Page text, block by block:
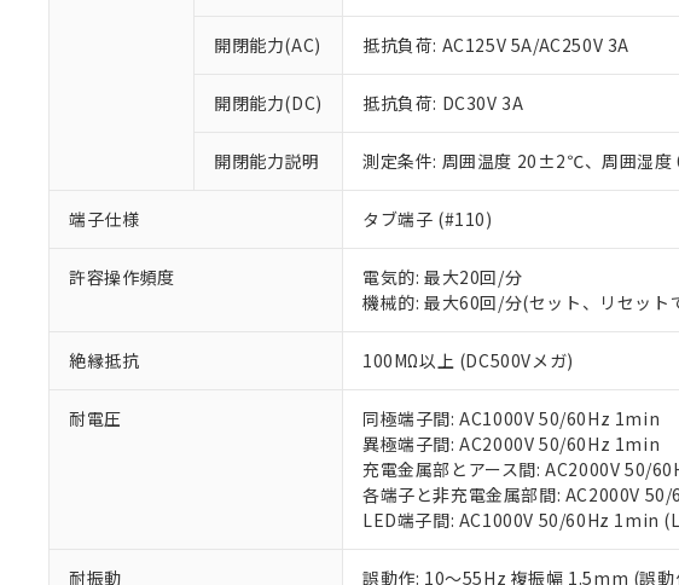
開閉能力(AC) 抵抗負荷: AC125V 5A/AC250V 3A
開閉能力(DC) 抵抗負荷: DC30V 3A
開閉能力説明 測定条件: 周囲温度 20±2℃、周囲湿
端子仕様 タブ端子 (#110)
許容操作頻度
電気的: 最大20回/分
機械的: 最大60回/分(セット、リセット
絶縁抵抗 100MΩ以上 (DC500Vメガ)
耐電圧
同極端子間: AC1000V 50/60Hz 1min
異極端子間: AC2000V 50/60Hz 1min
充電金属部とアース間: AC2000V 50/
各端子と非充電金属部間: AC2000V
LED端子間: AC1000V 50/60Hz 1min
耐振動 誤動作: 10～55Hz 複振幅 1.5mm (誤
ご利用条件
以下の条件をお読みいただき、同意
本サービスは、当社制御機器
くものです。
当社制御機器事業取扱商品の
在庫状況および標準価格照会
のであり、閲覧された時点で
い。
正式な納期状況および標準価
当社販売員にご相談ください。
オムロン制御機器販売店や当
在庫状況および標準価格結果
す。
※1 対応状況
対応済み：EU RoHS指令（10物
対応予定：EU RoHS指令（10物質
対応予定なし：EU RoHS指令（10
調査・確認中：EU RoHS指令（10
非該当品：ライセンス料など無形物
があります。
*EU RoHS指令（10物質）：
鉛(Pb) 1000ppm以下、 水銀(Hg) 1000ppm以
六価クロム(Cr(Ⅵ)) 1000ppm以下、ポリ臭化
フタル酸ビス(2-エチルヘキシル) (DEHP)(別
ル（DBP） 1000ppm以下、フタル酸ジイソ
フタル酸エステル類の４物質については閾値
※2 対応予定月
部品在庫の切り替え状況などによ
※1 中国RoHS○×表
「○」：最大均質材料含有率が中国
「×」：最大均質材料含有率が中国
「－」：未確認です。当社販売部
Cr(Ⅵ)(六価クロム) : 1000ppm、 PBBs(ポリ臭
DBP(フタル酸ジブチル) : 1000ppm、 DIBP(
DEHP(フタル酸ビス(2-エチルヘキシル)) :
※2 環境保護使用期限
「ｅ」：有害物質（10物質）のすべ
当社は、これら貴社製品のう
などの必要な手続きをとります
当社は規制貨物を破棄する場
ます。
当社は貴社製品を、核兵器、
置等に一切使用いたしません。
当社は、貴社製品を第三者に
また当社は、販売先および販
たしません。
記
説明
○ 一定数以上の在庫あり
△ 一定数には満たないが在
－
在庫なし(最新の在庫状況
機器販売店・当社販売員